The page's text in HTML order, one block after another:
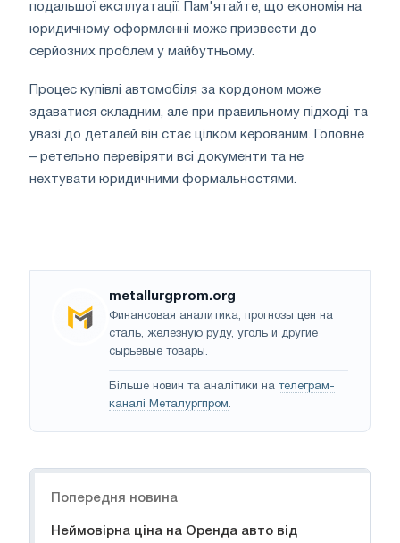
подальшої експлуатації. Пам'ятайте, що економія на
юридичному оформленні може призвести до
серйозних проблем у майбутньому.
Процес купівлі автомобіля за кордоном може
здаватися складним, але при правильному підході та
увазі до деталей він стає цілком керованим. Головне
– ретельно перевіряти всі документи та не
нехтувати юридичними формальностями.
metallurgprom.org
Финансовая аналитика, прогнозы цен на
сталь, железную руду, уголь и другие
сырьевые товары.
Більше новин та аналітики на телеграм-
каналі Металургпром.
Попередня новина
Неймовірна ціна на Оренда авто від